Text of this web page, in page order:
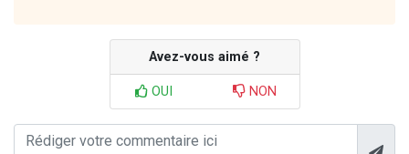
Avez-vous aimé ?
OUI NON